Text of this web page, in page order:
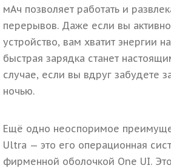
мАч позволяет работать и
перерывов. Даже если вы активно
устройство, вам хватит энергии
быстрая зарядка станет
случае, если вы вдруг забудете
ночью.
Ещё одно неоспоримое
Ultra — это его операционная
фирменной оболочкой One UI.